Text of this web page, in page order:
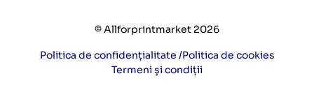
© Allforprintmarket 2026
Politica de confidențialitate /Politica de cookies
Termeni și condiții